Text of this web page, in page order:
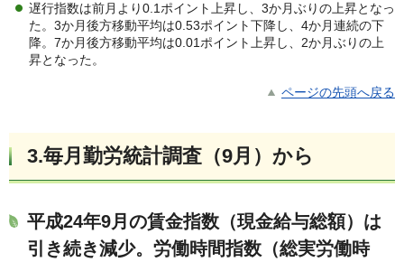
遅行指数は前月より0.1ポイント上昇し、3か月ぶりの上昇となっ
た。3か月後方移動平均は0.53ポイント下降し、4か月連続の下
降。7か月後方移動平均は0.01ポイント上昇し、2か月ぶりの上
昇となった。
ページの先頭へ戻る
3.毎月勤労統計調査（9月）から
平成24年9月の賃金指数（現金給与総額）は
引き続き減少。労働時間指数（総実労働時